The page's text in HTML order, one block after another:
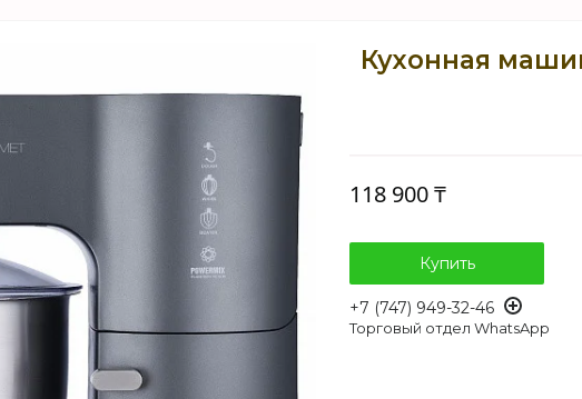
Кухонная
118 900 ₸
Купить
+7 (747) 949-32-46
Торговый отдел WhatsApp